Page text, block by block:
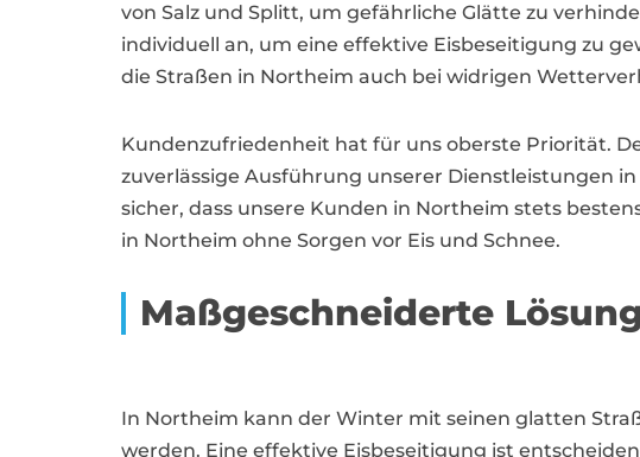
von Salz und Splitt, um gefährliche Glätte zu
individuell an, um eine effektive Eisbeseitigung zu
die Straßen in Northeim auch bei widrigen
Kundenzufriedenheit hat für uns oberste Priorität.
zuverlässige Ausführung unserer Dienstleistungen
sicher, dass unsere Kunden in Northeim stets
in Northeim ohne Sorgen vor Eis und Schnee.
Maßgeschneiderte
In Northeim kann der Winter mit seinen glatten
werden. Eine effektive Eisbeseitigung ist